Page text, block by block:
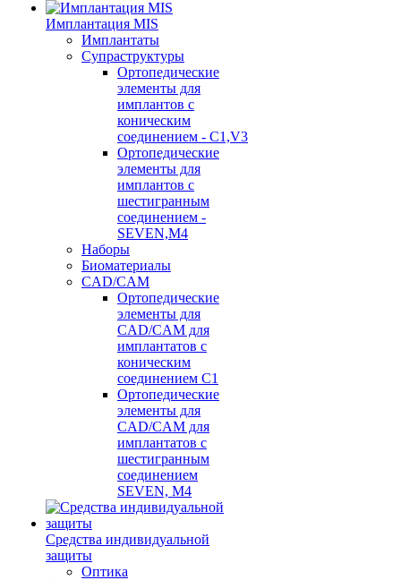
Имплантация MIS
Имплантаты
Супраструктуры
Ортопедические
элементы для
имплантов с
коническим
соединением - C1,V3
Ортопедические
элементы для
имплантов с
шестигранным
соединением -
SEVEN,M4
Наборы
Биоматериалы
CAD/CAM
Ортопедические
элементы для
CAD/CAM для
имплантатов с
коническим
соединением С1
Ортопедические
элементы для
CAD/CAM для
имплантатов с
шестигранным
соединением
SEVEN, М4
Средства индивидуальной
защиты
Оптика